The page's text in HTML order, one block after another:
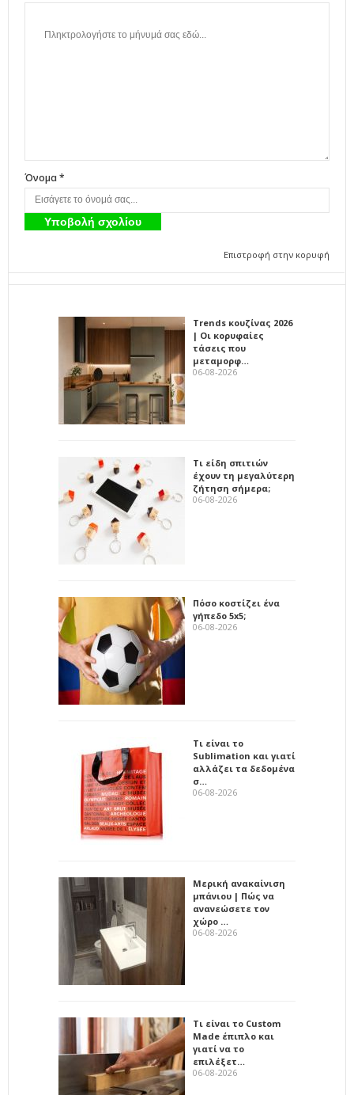
Όνομα *
Επιστροφή στην κορυφή
Trends κουζίνας 2026
| Οι κορυφαίες
τάσεις που
μεταμορφ…
06-08-2026
Τι είδη σπιτιών
έχουν τη μεγαλύτερη
ζήτηση σήμερα;
06-08-2026
Πόσο κοστίζει ένα
γήπεδο 5x5;
06-08-2026
Τι είναι το
Sublimation και γιατί
αλλάζει τα δεδομένα
σ…
06-08-2026
Μερική ανακαίνιση
μπάνιου | Πώς να
ανανεώσετε τον
χώρο …
06-08-2026
Τι είναι το Custom
Made έπιπλο και
γιατί να το
επιλέξετ…
06-08-2026